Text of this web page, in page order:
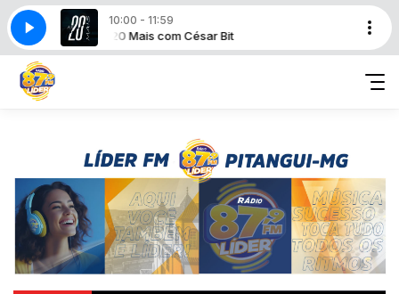
10:00 - 11:59
As 20 Mais com César Bit